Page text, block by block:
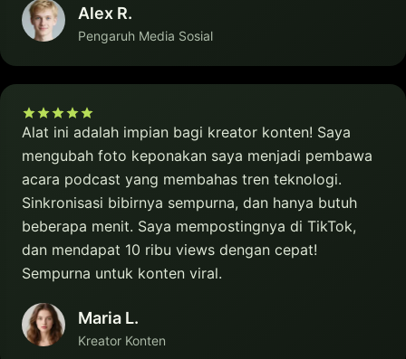
Alex R.
Pengaruh Media Sosial
Alat ini adalah impian bagi kreator konten! Saya
mengubah foto keponakan saya menjadi pembawa
acara podcast yang membahas tren teknologi.
Sinkronisasi bibirnya sempurna, dan hanya butuh
beberapa menit. Saya mempostingnya di TikTok,
dan mendapat 10 ribu views dengan cepat!
Sempurna untuk konten viral.
Maria L.
Kreator Konten